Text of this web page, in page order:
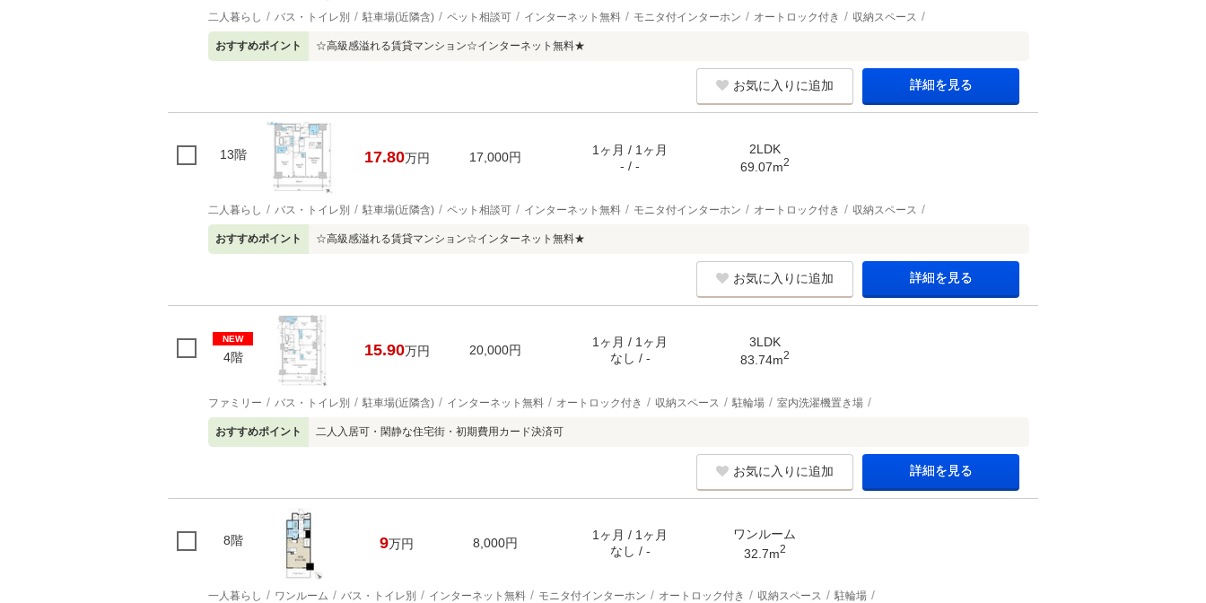
二人暮らし バス・トイレ別 駐車場(近隣含) ペット相談可 インターネット無料 モニタ付インターホン オートロック付き 収納スペース
おすすめポイント ☆高級感溢れる賃貸マンション☆インターネット無料★
お気に入りに追加 詳細を見る
13階 17.80万円 17,000円
1ヶ月 / 1ヶ月
- / -
2LDK
69.07m2
二人暮らし バス・トイレ別 駐車場(近隣含) ペット相談可 インターネット無料 モニタ付インターホン オートロック付き 収納スペース
おすすめポイント ☆高級感溢れる賃貸マンション☆インターネット無料★
お気に入りに追加 詳細を見る
NEW
4階 15.90万円 20,000円
1ヶ月 / 1ヶ月
なし / -
3LDK
83.74m2
ファミリー バス・トイレ別 駐車場(近隣含) インターネット無料 オートロック付き 収納スペース 駐輪場 室内洗濯機置き場
おすすめポイント 二人入居可・閑静な住宅街・初期費用カード決済可
お気に入りに追加 詳細を見る
8階 9万円 8,000円
1ヶ月 / 1ヶ月
なし / -
ワンルーム
32.7m2
一人暮らし ワンルーム バス・トイレ別 インターネット無料 モニタ付インターホン オートロック付き 収納スペース 駐輪場